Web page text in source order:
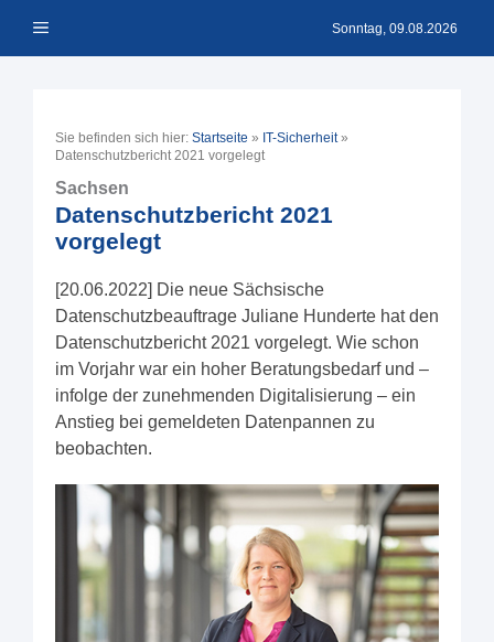
Inhalt Menü Sonntag, 09.08.2026
Sie befinden sich hier: Startseite » IT-Sicherheit»
Datenschutzbericht 2021 vorgelegt
Sachsen
Datenschutzbericht 2021
vorgelegt
[20.06.2022] Die neue Sächsische
Datenschutzbeauftrage Juliane Hunderte hat den
Datenschutzbericht 2021 vorgelegt. Wie schon
im Vorjahr war ein hoher Beratungsbedarf und –
infolge der zunehmenden Digitalisierung – ein
Anstieg bei gemeldeten Datenpannen zu
beobachten.